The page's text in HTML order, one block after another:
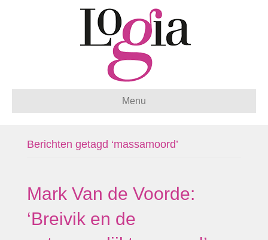
Menu
Berichten getagd ‘massamoord’
Mark Van de Voorde:
‘Breivik en de